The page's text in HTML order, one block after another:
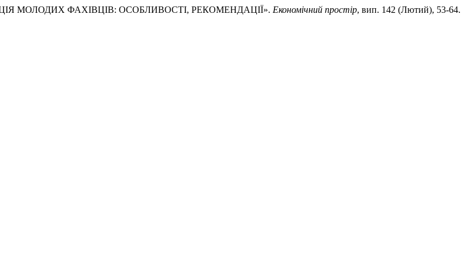
МОЛОДИХ ФАХІВЦІВ: ОСОБЛИВОСТІ, РЕКОМЕНДАЦІЇ». Економічний простір, вип. 142 (Лютий), 53-64.